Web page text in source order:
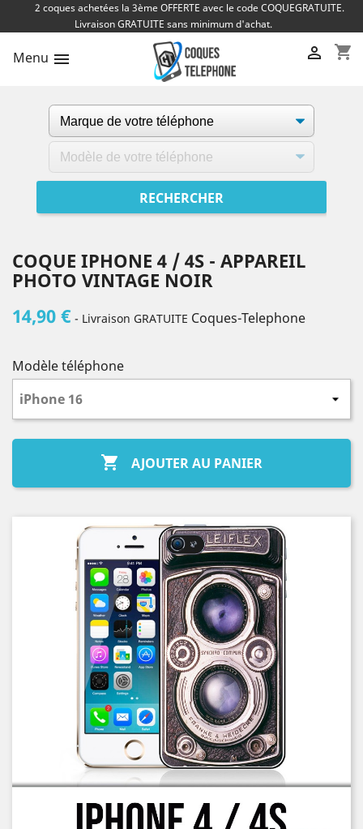
2 coques achetées la 3ème OFFERTE avec le code COQUEGRATUITE.
Livraison GRATUITE sans minimum d'achat.
Menu  shopping_cart

COQUE IPHONE 4 / 4S - APPAREIL
PHOTO VINTAGE NOIR
14,90 € - Livraison GRATUITE Coques-Telephone
Modèle téléphone
 AJOUTER AU PANIER